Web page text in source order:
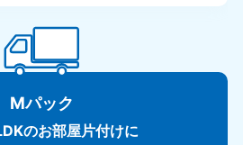
Mパック
のお部屋片付けに